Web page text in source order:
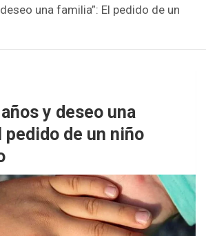
una familia”: El pedido de un
y deseo una
pedido de un niño